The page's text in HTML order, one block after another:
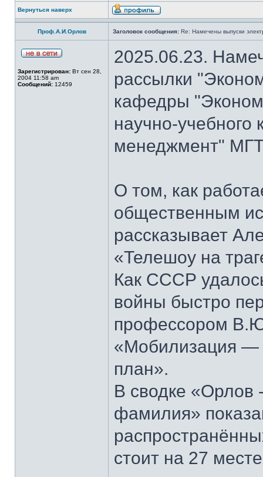
Вернуться наверх
Проф.А.И.Орлов Заголовок сообщения: Re: Намечены выпуски
Зарегистрирован: Вт сен 28,
2004 11:58 am
Сообщений: 12459
2025.06.23.
рассылки
кафедры
научно-
менеджмент"
О том, как
общественным
рассказывает
«Телешоу на
Как СССР
войны быстро
профессором
«Мобилизация —
план».
В сводке «Орлов
фамилия»
стоит на 27